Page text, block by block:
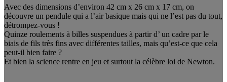
Avec des dimensions d’environ 42 cm x 26 cm x 17 cm, on
découvre un pendule qui a l’air basique mais qui ne l’est pas du tout,
détrompez-vous !
Quinze roulements à billes suspendues à partir d’ un cadre par le
biais de fils très fins avec différentes tailles, mais qu’est-ce que cela
peut-il bien faire ?
Et bien la science rentre en jeu et surtout la célèbre loi de Newton.